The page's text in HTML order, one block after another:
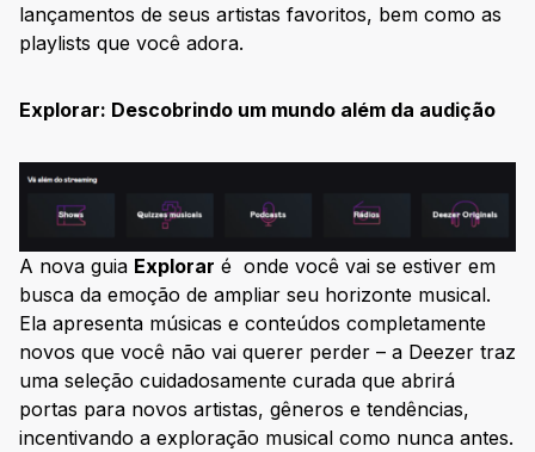
lançamentos de seus artistas favoritos, bem como as
playlists que você adora.
Explorar: Descobrindo um mundo além da audição
A nova guia Explorar é onde você vai se estiver em
busca da emoção de ampliar seu horizonte musical.
Ela apresenta músicas e conteúdos completamente
novos que você não vai querer perder – a Deezer traz
uma seleção cuidadosamente curada que abrirá
portas para novos artistas, gêneros e tendências,
incentivando a exploração musical como nunca antes.